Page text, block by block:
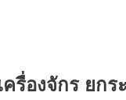
รื่องจักร ยก